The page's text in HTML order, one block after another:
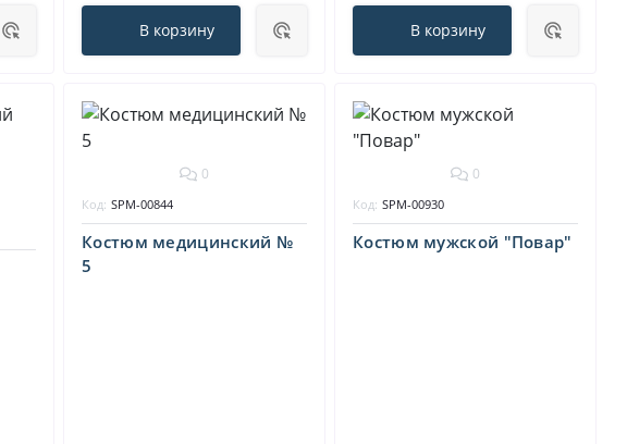
В корзину В корзину
0
Костюм медицинский №
5
Код: SPM-00844
0
Костюм мужской "Повар"
Код: SPM-00930